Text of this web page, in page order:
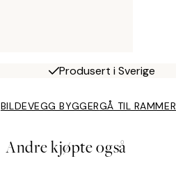
Produsert i Sverige
BILDEVEGG BYGGERGÅ TIL RAMMER
Andre kjøpte også